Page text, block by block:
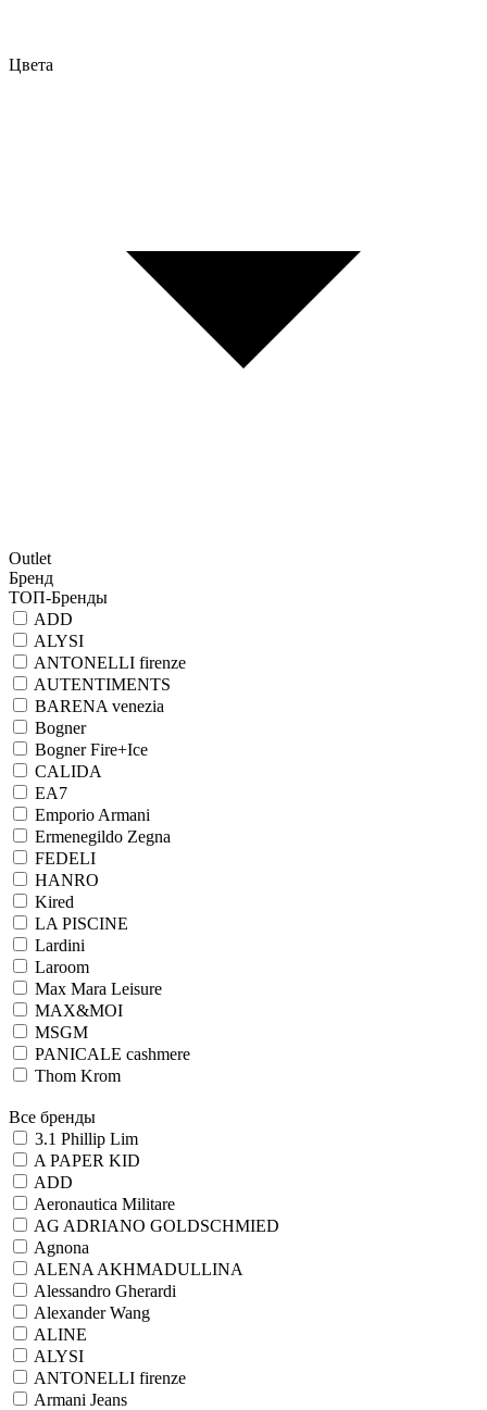
Цвета
Outlet
Бренд
ТОП-Бренды
ADD
ALYSI
ANTONELLI firenze
AUTENTIMENTS
BARENA venezia
Bogner
Bogner Fire+Ice
CALIDA
EA7
Emporio Armani
Ermenegildo Zegna
FEDELI
HANRO
Kired
LA PISCINE
Lardini
Laroom
Max Mara Leisure
MAX&MOI
MSGM
PANICALE cashmere
Thom Krom
Все бренды
3.1 Phillip Lim
A PAPER KID
ADD
Aeronautica Militare
AG ADRIANO GOLDSCHMIED
Agnona
ALENA AKHMADULLINA
Alessandro Gherardi
Alexander Wang
ALINE
ALYSI
ANTONELLI firenze
Armani Jeans